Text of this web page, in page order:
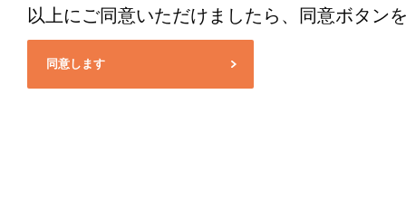
以上にご同意いただけましたら、同意ボタン
同意します